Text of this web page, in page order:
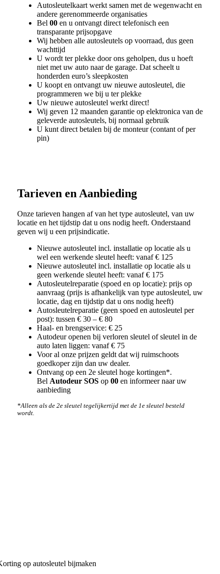
Autosleutelkaart werkt samen met de wegenwacht en
andere gerenommeerde organisaties
Bel 00en u ontvangt direct telefonisch een
transparante prijsopgave
Wij hebben alle autosleutels op voorraad, dus geen
wachttijd
U wordt ter plekke door ons geholpen, dus u hoeft
niet met uw auto naar de garage. Dat scheelt u
honderden euro’s sleepkosten
U koopt en ontvangt uw nieuwe autosleutel, die
programmeren we bij u ter plekke
Uw nieuwe autosleutel werkt direct!
Wij geven 12 maanden garantie op elektronica van de
geleverde autosleutels, bij normaal gebruik
U kunt direct betalen bij de monteur (contant of per
pin)
Tarieven en Aanbieding
Onze tarieven hangen af van het type autosleutel, van uw
locatie en het tijdstip dat u ons nodig heeft. Onderstaand
geven wij u een prijsindicatie.
Nieuwe autosleutel incl. installatie op locatie als u
wel een werkende sleutel heeft: vanaf € 125
Nieuwe autosleutel incl. installatie op locatie als u
geen werkende sleutel heeft: vanaf € 175
Autosleutelreparatie (spoed en op locatie): prijs op
aanvraag (prijs is afhankelijk van type autosleutel, uw
locatie, dag en tijdstip dat u ons nodig heeft)
Autosleutelreparatie (geen spoed en autosleutel per
post): tussen € 30 – € 80
Haal- en brengservice: € 25
Autodeur openen bij verloren sleutel of sleutel in de
auto laten liggen: vanaf € 75
Voor al onze prijzen geldt dat wij ruimschoots
goedkoper zijn dan uw dealer.
Ontvang op een 2e sleutel hoge kortingen*.
Bel Autodeur SOSop 00en informeer naar uw
aanbieding
*Alleen als de 2e sleutel tegelijkertijd met de 1e sleutel besteld
wordt.